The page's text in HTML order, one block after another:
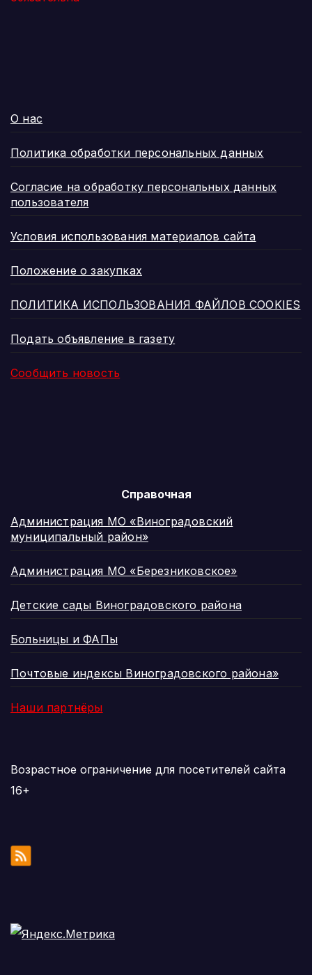
О нас
Политика обработки персональных данных
Согласие на обработку персональных данных
пользователя
Условия использования материалов сайта
Положение о закупках
ПОЛИТИКА ИСПОЛЬЗОВАНИЯ ФАЙЛОВ COOKIES
Подать объявление в газету
Сообщить новость
Справочная
Администрация МО «Виноградовский
муниципальный район»
Администрация МО «Березниковское»
Детские сады Виноградовского района
Больницы и ФАПы
Почтовые индексы Виноградовского района»
Наши партнёры
Возрастное ограничение для посетителей сайта
16+